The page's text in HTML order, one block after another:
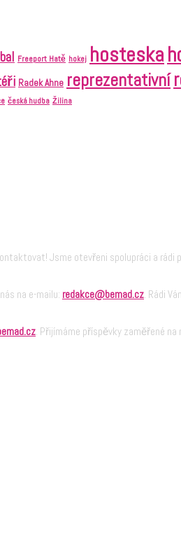
Freeport Hatě hokej hosteska
Radek Ahne reprezentativní
česká hudba Žilina
Jsme otevřeni spolupráci a rádi
na e-mailu: redakce@bemad.cz. Rádi
. Přijímáme příspěvky zaměřené